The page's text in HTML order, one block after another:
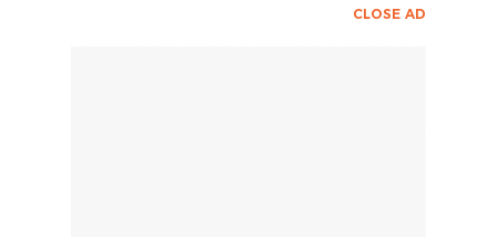
CLOSE AD